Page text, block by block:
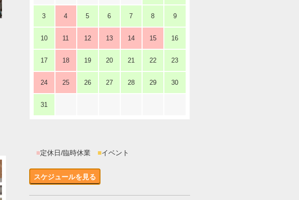
3 4 5 6 7 8 9
10 11 12 13 14 15 16
17 18 19 20 21 22 23
24 25 26 27 28 29 30
31
■定休日/臨時休業 ■イベント
スケジュールを見る